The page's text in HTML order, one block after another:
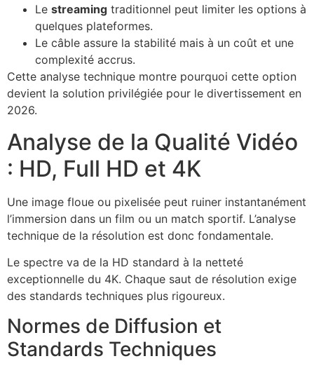
Le streaming traditionnel peut limiter les options à
quelques plateformes.
Le câble assure la stabilité mais à un coût et une
complexité accrus.
Cette analyse technique montre pourquoi cette option
devient la solution privilégiée pour le divertissement en
2026.
Analyse de la Qualité Vidéo
: HD, Full HD et 4K
Une image floue ou pixelisée peut ruiner instantanément
l’immersion dans un film ou un match sportif. L’analyse
technique de la résolution est donc fondamentale.
Le spectre va de la HD standard à la netteté
exceptionnelle du 4K. Chaque saut de résolution exige
des standards techniques plus rigoureux.
Normes de Diffusion et
Standards Techniques